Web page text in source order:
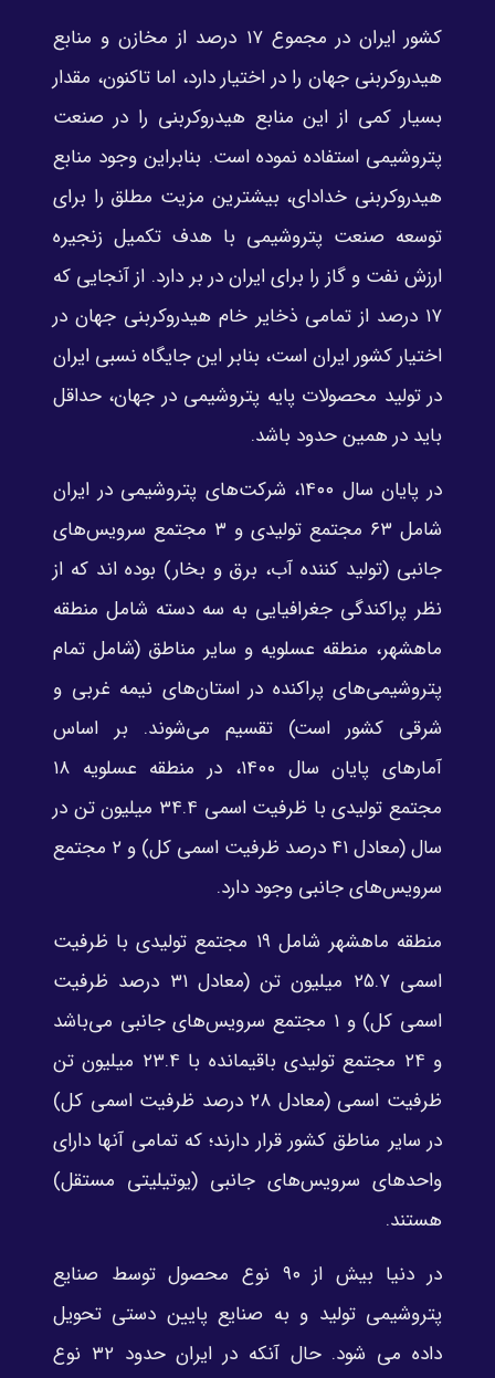
کشور ایران در مجموع ۱۷ درصد از مخازن و منابع
هیدروکربنی جهان را در اختیار دارد، اما تاکنون، مقدار
بسیار کمی از این منابع هیدروکربنی را در صنعت
پتروشیمی استفاده نموده است. بنابراین وجود منابع
هیدروکربنی خدادای، بیشترین مزیت مطلق را برای
توسعه صنعت پتروشیمی با هدف تکمیل زنجیره
ارزش نفت و گاز را برای ایران در بر دارد. از آنجایی که
۱۷ درصد از تمامی ذخایر خام هیدروکربنی جهان در
اختیار کشور ایران است، بنابر این جایگاه نسبی ایران
در تولید محصولات پایه پتروشیمی در جهان، حداقل
باید در همین حدود باشد.
در پایان سال ۱۴۰۰، شرکت‌های پتروشیمی در ایران
شامل ۶۳ مجتمع تولیدی و ۳ مجتمع سرویس‌های
جانبی (تولید کننده آب، برق و بخار) بوده اند که از
نظر پراکندگی جغرافیایی به سه دسته شامل منطقه
ماهشهر، منطقه عسلویه و سایر مناطق (شامل تمام
پتروشیمی‌های پراکنده در استان‌های نیمه غربی و
شرقی کشور است) تقسیم می‌شوند. بر اساس
آمارهای پایان سال ۱۴۰۰، در منطقه عسلویه ۱۸
مجتمع تولیدی با ظرفیت اسمی ۳۴.۴ میلیون تن در
سال (معادل ۴۱ درصد ظرفیت اسمی کل) و ۲ مجتمع
سرویس‌های جانبی وجود دارد.
منطقه ماهشهر شامل ۱۹ مجتمع تولیدی با ظرفیت
اسمی ۲۵.۷ میلیون تن (معادل ۳۱ درصد ظرفیت
اسمی کل) و ۱ مجتمع سرویس‌های جانبی می‌باشد
و ۲۴ مجتمع تولیدی باقیمانده با ۲۳.۴ میلیون تن
ظرفیت اسمی (معادل ۲۸ درصد ظرفیت اسمی کل)
در سایر مناطق کشور قرار دارند؛ که تمامی آنها دارای
واحدهای سرویس‌های جانبی (یوتیلیتی مستقل)
هستند.
در دنیا بیش از ۹۰ نوع محصول توسط صنایع
پتروشیمی تولید و به صنایع پایین دستی تحویل
داده می شود. حال آنکه در ایران حدود ۳۲ نوع